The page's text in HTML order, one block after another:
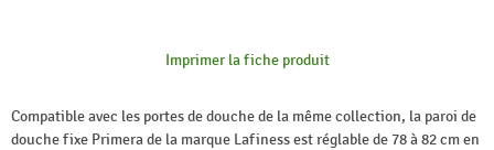
Imprimer la fiche produit
Compatible avec les portes de douche de la même collection, la paroi de
douche fixe Primera de la marque Lafiness est réglable de 78 à 82 cm en